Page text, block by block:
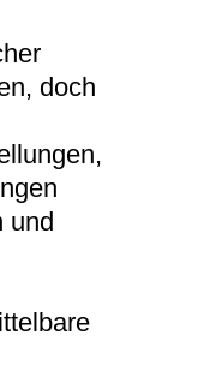
doch
und